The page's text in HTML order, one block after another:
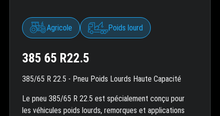
Agricole Poids lourd
385 65 R22.5
385/65 R 22.5 - Pneu Poids Lourds Haute Capacité
Le pneu 385/65 R 22.5 est spécialement conçu pour
les véhicules poids lourds, remorques et applications